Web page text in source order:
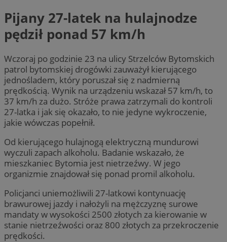
Pijany 27-latek na hulajnodze
pędził ponad 57 km/h
Wczoraj po godzinie 23 na ulicy Strzelców Bytomskich
patrol bytomskiej drogówki zauważył kierującego
jednośladem, który poruszał się z nadmierną
prędkością. Wynik na urządzeniu wskazał 57 km/h, to
37 km/h za dużo. Stróże prawa zatrzymali do kontroli
27-latka i jak się okazało, to nie jedyne wykroczenie,
jakie wówczas popełnił.
Od kierującego hulajnogą elektryczną mundurowi
wyczuli zapach alkoholu. Badanie wskazało, że
mieszkaniec Bytomia jest nietrzeźwy. W jego
organizmie znajdował się ponad promil alkoholu.
Policjanci uniemożliwili 27-latkowi kontynuację
brawurowej jazdy i nałożyli na mężczyznę surowe
mandaty w wysokości 2500 złotych za kierowanie w
stanie nietrzeźwości oraz 800 złotych za przekroczenie
prędkości.